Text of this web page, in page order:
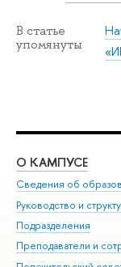
В статье
упомянуты
О КАМПУСЕ
Сведения об
Руководство и
Подразделения
Преподаватели и